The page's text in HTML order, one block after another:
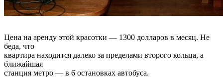
Цена на аренду этой красотки — 1300 долларов в месяц. Не
беда, что
квартира находится далеко за пределами второго кольца, а
ближайшая
станция метро — в 6 остановках автобуса.